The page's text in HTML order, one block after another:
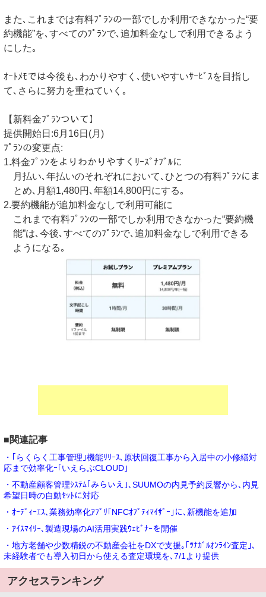
また､これまでは有料ﾌﾟﾗﾝの一部でしか利用できなかった“要
約機能”を､すべてのﾌﾟﾗﾝで､追加料金なしで利用できるよう
にした｡
ｵｰﾄﾒﾓでは今後も､わかりやすく､使いやすいｻｰﾋﾞｽを目指し
て､さらに努力を重ねていく｡
【新料金ﾌﾟﾗﾝついて】
提供開始日:6月16日(月)
ﾌﾟﾗﾝの変更点:
1.料金ﾌﾟﾗﾝをよりわかりやすくﾘｰｽﾞﾅﾌﾞﾙに
月払い､年払いのそれぞれにおいて､ひとつの有料ﾌﾟﾗﾝにま
とめ､月額1,480円､年額14,800円にする｡
2.要約機能が追加料金なしで利用可能に
これまで有料ﾌﾟﾗﾝの一部でしか利用できなかった“要約機
能”は､今後､すべてのﾌﾟﾗﾝで､追加料金なしで利用できる
ようになる｡
■関連記事
・｢らくらく工事管理｣機能ﾘﾘｰｽ､原状回復工事から入居中の小修繕対
応まで効率化ｰ｢いえらぶCLOUD｣
・不動産顧客管理ｼｽﾃﾑ｢みらいえ｣､SUUMOの内見予約反響から､内見
希望日時の自動ｾｯﾄに対応
・ｵｰﾃﾞｨｰｴｽ､業務効率化ｱﾌﾟﾘ｢NFCｵﾌﾟﾃｨﾏｲｻﾞｰ｣に､新機能を追加
・ｱｲｽﾏｲﾘｰ､製造現場のAI活用実践ｳｪﾋﾞﾅｰを開催
・地方老舗や少数精鋭の不動産会社をDXで支援｡｢ﾂﾅｶﾞﾙｵﾝﾗｲﾝ査定｣､
未経験者でも導入初日から使える査定環境を､7/1より提供
アクセスランキング